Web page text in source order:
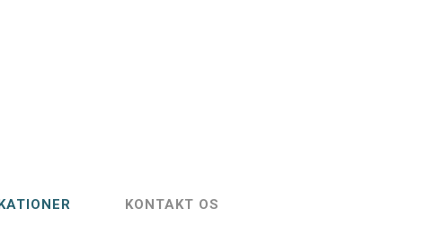
KONTAKT OS